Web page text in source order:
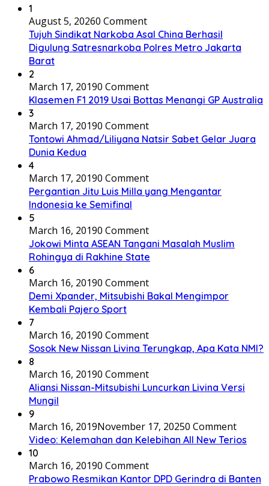
1
August 5, 20260 Comment
Tujuh Sindikat Narkoba Asal China Berhasil
Digulung Satresnarkoba Polres Metro Jakarta
Barat
2
March 17, 20190 Comment
Klasemen F1 2019 Usai Bottas Menangi GP Australia
3
March 17, 20190 Comment
Tontowi Ahmad/Liliyana Natsir Sabet Gelar Juara
Dunia Kedua
4
March 17, 20190 Comment
Pergantian Jitu Luis Milla yang Mengantar
Indonesia ke Semifinal
5
March 16, 20190 Comment
Jokowi Minta ASEAN Tangani Masalah Muslim
Rohingya di Rakhine State
6
March 16, 20190 Comment
Demi Xpander, Mitsubishi Bakal Mengimpor
Kembali Pajero Sport
7
March 16, 20190 Comment
Sosok New Nissan Livina Terungkap, Apa Kata NMI?
8
March 16, 20190 Comment
Aliansi Nissan-Mitsubishi Luncurkan Livina Versi
Mungil
9
March 16, 2019November 17, 20250 Comment
Video: Kelemahan dan Kelebihan All New Terios
10
March 16, 20190 Comment
Prabowo Resmikan Kantor DPD Gerindra di Banten